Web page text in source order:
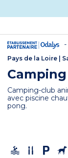
-
Pays de la Loire |
Camping-club
avec piscine
pong.